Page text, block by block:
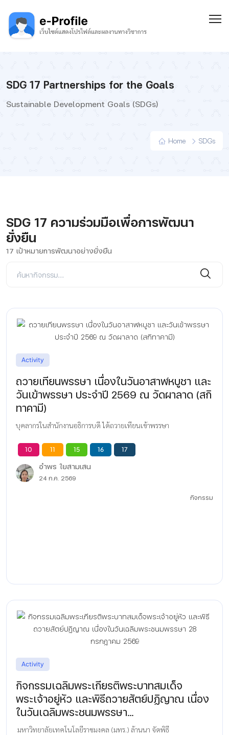
SDG 17 Partnerships for the Goals
Sustainable Development Goals (SDGs)
Home SDGs
SDG 17 ความร่วมมือเพื่อการพัฒนา
ยั่งยืน
17 เป้าหมายการพัฒนาอย่างยั่งยืน
Activity
ถวายเทียนพรรษา เนื่องในวันอาสาฬหบูชา และ
วันเข้าพรรษา ประจำปี 2569 ณ วัดผาลาด (สกิ
ทาคามี)
บุคลากรในสำนักงานอธิการบดี ได้ถวายเทียนเข้าพรรษา
10 11 15 16 17
อำพร ใยสามเสน
24 ก.ค. 2569
กิจกรรม
Activity
กิจกรรมเฉลิมพระเกียรติพระบาทสมเด็จ
พระเจ้าอยู่หัว และพิธีถวายสัตย์ปฏิญาณ เนื่อง
ในวันเฉลิมพระชนมพรรษา...
มหาวิทยาลัยเทคโนโลยีราชมงคล (มทร.) ล้านนา จัดพิธี